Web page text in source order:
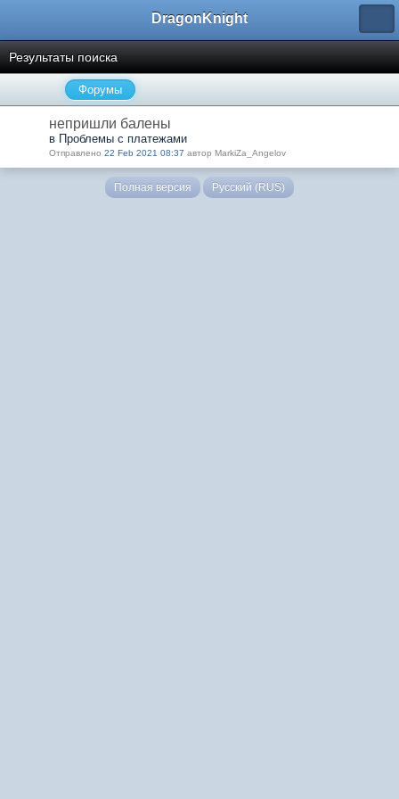
DragonKnight
Результаты поиска
Форумы
непришли балены
в Проблемы с платежами
Отправлено 22 Feb 2021 08:37 автор MarkiZa_Angelov
Полная версия Русский (RUS)